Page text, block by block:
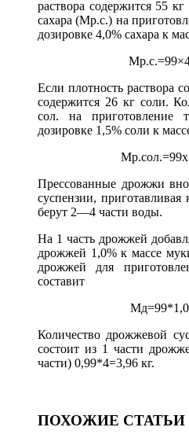
раствора содержится 55 кг
сахара (Мр.с.) на
дозировке 4,0% сахара к
Если плотность раствора
содержится 26 кг соли.
сол. на
дозировке 1,5% соли к
Мр.сол.=99х
Прессованные дрожжи
суспензии,
берут 2—4 части воды.
На 1 часть дрожжей
дрожжей 1,0% к массе
дрожжей для
составит
Количество дрожжевой
состоит из 1 части
части) 0,99*4=3,96 кг.
ПОХОЖИЕ СТАТЬИ